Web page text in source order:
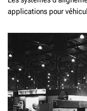
applications pour